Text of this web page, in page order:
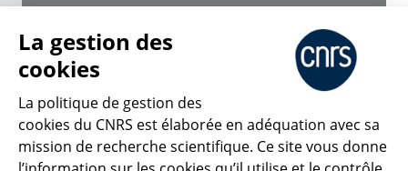
CNRS Le Mag
La gestion des
cookies
La politique de gestion des
cookies du CNRS est élaborée en adéquation avec sa
mission de recherche scientifique. Ce site vous donne